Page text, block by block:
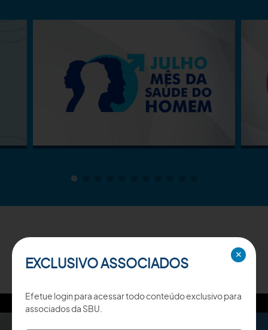
TV SBU ✕
EXCLUSIVO ASSOCIADOS
Efetue login para acessar todo conteúdo exclusivo para
associados da SBU.